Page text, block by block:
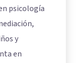
psicología
y
en